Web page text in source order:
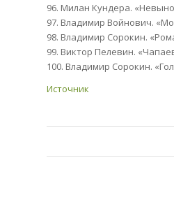
96. Милан Кундера.
97. Владимир Войнович.
98. Владимир Сорокин.
99. Виктор Пелевин.
100. Владимир Сорокин.
Источник